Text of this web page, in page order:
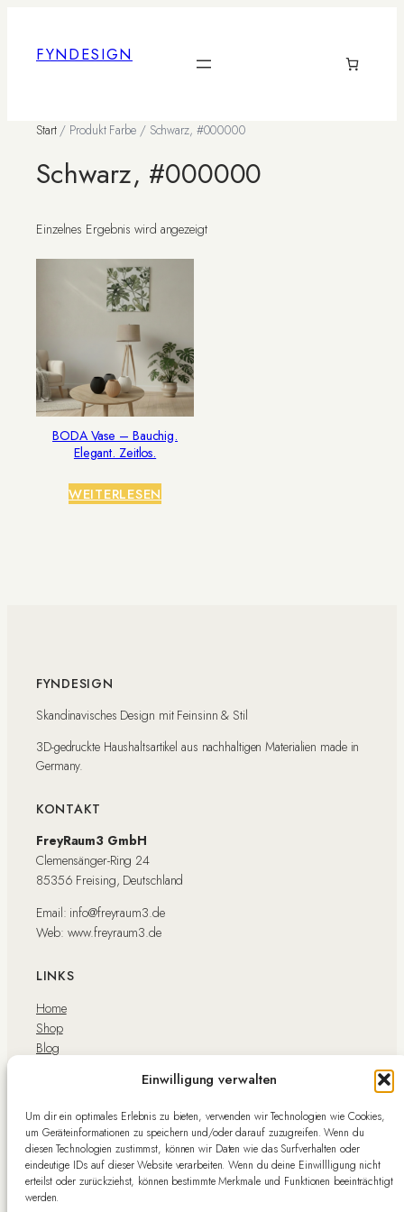
Einwilligung verwalten
Um dir ein optimales Erlebnis zu bieten, verwenden wir Technologien wie Cookies,
um Geräteinformationen zu speichern und/oder darauf zuzugreifen. Wenn du
diesen Technologien zustimmst, können wir Daten wie das Surfverhalten oder
eindeutige IDs auf dieser Website verarbeiten. Wenn du deine Einwillligung nicht
erteilst oder zurückziehst, können bestimmte Merkmale und Funktionen beeinträchtigt
werden.
springenFYNDESIGN
Start/ Produkt Farbe / Schwarz, #000000
Schwarz, #000000
Einzelnes Ergebnis wird angezeigt
BODA Vase – Bauchig.
Elegant. Zeitlos.
WEITERLESEN
FYNDESIGN
Skandinavisches Design mit Feinsinn & Stil
3D-gedruckte Haushaltsartikel aus nachhaltigen Materialien made in
Germany.
KONTAKT
FreyRaum3 GmbH
Clemensänger-Ring 24
85356 Freising, Deutschland
Email: info@freyraum3.de
Web: www.freyraum3.de
LINKS
Home
Shop
Blog
Mein Konto
Warenkorb
Kasse
Impressum